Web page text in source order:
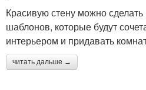
Красивую стену можно
шаблонов, которые будут
интерьером и придавать
читать дальше →